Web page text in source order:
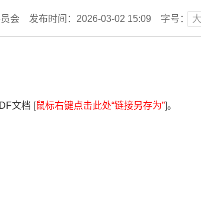
会 发布时间：2026-03-02 15:09 字号： 大
文档 [鼠标右键点击此处“链接另存为”]。